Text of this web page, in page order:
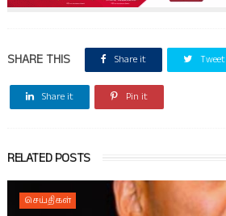
SHARE THIS Share it Tweet
Share it Pin it
RELATED POSTS
செய்திகள்